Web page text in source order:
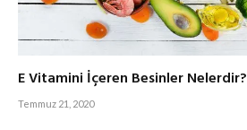
E Vitamini İçeren Besinler Nelerdir?
Temmuz 21, 2020